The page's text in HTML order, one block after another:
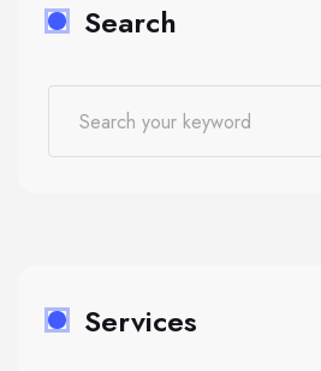
Search
Services